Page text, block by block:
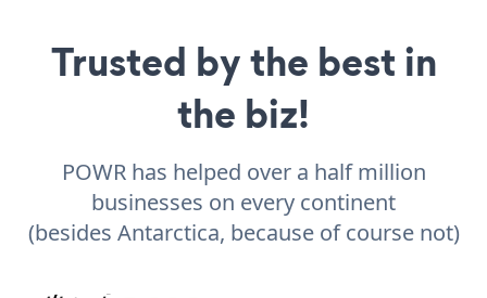
Trusted by the best in
the biz!
POWR has helped over a half million
businesses on every continent
(besides Antarctica, because of course not)